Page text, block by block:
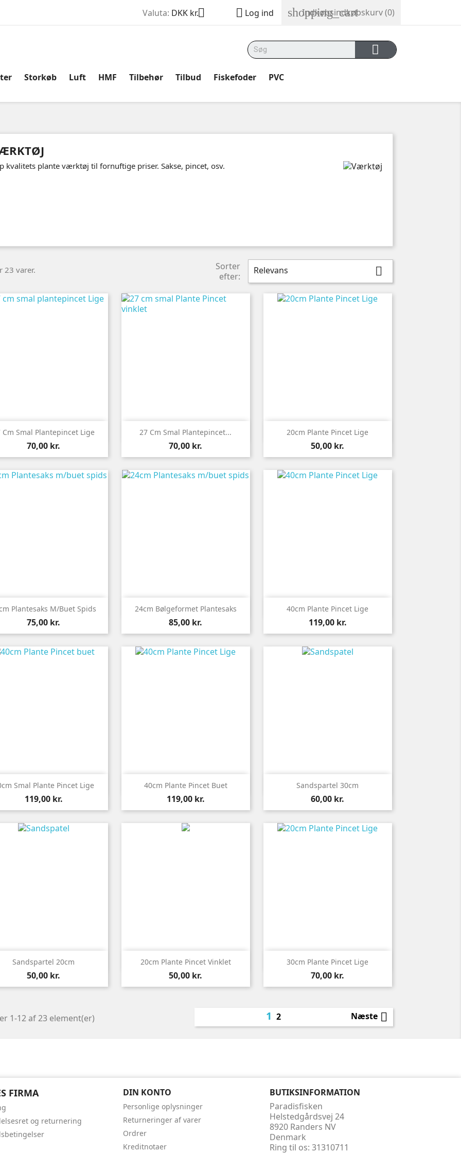
Valuta: DKK kr.  Log ind shopping_cart
Indkøbsindkøbskurv(0)
Storkøb Luft HMF Tilbehør Tilbud Fiskefoder PVC
kvalitets plante værktøj til fornuftige priser. Sakse, pincet, osv.
23 varer.
Sorter
efter:
Relevans 
Cm Smal Plantepincet Lige
Pris
70,00 kr.
 Vis her 27 Cm Smal Plantepincet...
Pris
70,00 kr.
 Vis her 20cm Plante Pincet Lige
Pris
50,00 kr.
 Vis her
Plantesaks M/buet Spids
Pris
75,00 kr.
 Vis her 24cm Bølgeformet Plantesaks
Pris
85,00 kr.
 Vis her 40cm Plante Pincet Lige
Pris
119,00 kr.
 Vis her
Smal Plante Pincet Lige
Pris
119,00 kr.
 Vis her 40cm Plante Pincet Buet
Pris
119,00 kr.
 Vis her Sandspartel 30cm
Pris
60,00 kr.
 Vis her
Sandspartel 20cm
Pris
50,00 kr.
 Vis her 20cm Plante Pincet Vinklet
Pris
50,00 kr.
 Vis her 30cm Plante Pincet Lige
Pris
70,00 kr.
 Vis her
1-12 af 23 element(er) 12 Næste 
FIRMA
og returnering
DIN KONTO
Personlige oplysninger
Returneringer af varer
Ordrer
Kreditnotaer
BUTIKSINFORMATION
Paradisfisken
Helstedgårdsvej 24
8920 Randers NV
Denmark
Ring til os: 31310711